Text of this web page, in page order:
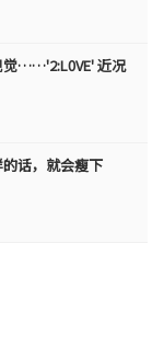
觉……'2:L0VE' 近况
的话，就会瘦下